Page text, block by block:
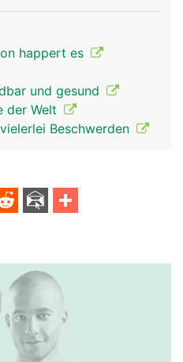
happert es
und gesund
der Welt
Beschwerden